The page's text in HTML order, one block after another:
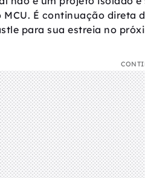
MCU. É continuação direta
para sua estreia no